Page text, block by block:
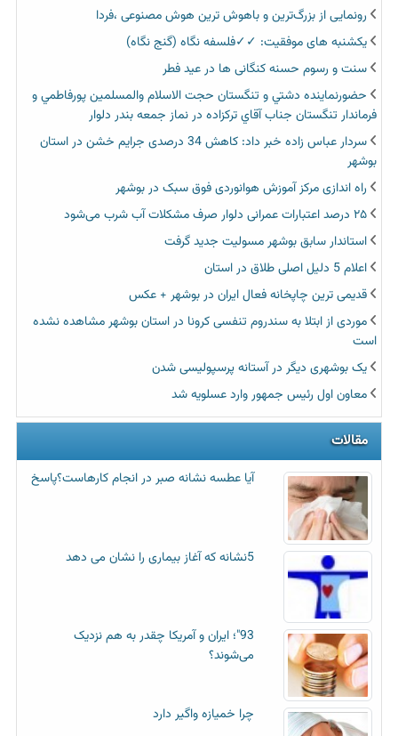
رونمایی از بزرگ‌ترین و باهوش ترین هوش مصنوعی ،فردا
یکشنبه های موفقیت: ✓✓فلسفه نگاه (گنج نگاه)
سنت و رسوم حسنه کنگانی ها در عید فطر
حضورنماينده دشتي و تنگستان حجت الاسلام والمسلمين پورفاطمي و
فرماندار تنگستان جناب آقاي تركزاده در نماز جمعه بندر دلوار
سردار عباس زاده خبر داد: کاهش 34 درصدی جرایم خشن در استان
بوشهر
راه اندازی مرکز آموزش هوانوردی فوق سبک در بوشهر
۲۵ درصد اعتبارات عمرانی دلوار صرف مشکلات آب شرب می‌شود
استاندار سابق بوشهر مسولیت جدید گرفت
اعلام 5 دلیل اصلی طلاق در استان
قدیمی ترین چاپخانه فعال ایران در بوشهر + عکس
موردی از ابتلا به سندروم تنفسی کرونا در استان بوشهر مشاهده نشده
است
یک بوشهری دیگر در آستانه پرسپولیسی شدن
معاون اول رئیس جمهور وارد عسلویه شد
مقالات
آیا عطسه‌ نشانه صبر در انجام کارهاست؟پاسخ
5نشانه که آغاز بیماری را نشان می دهد
93"؛ ایران و آمریکا چقدر به هم نزدیک
می‌شوند؟
چرا خمیازه واگیر دارد